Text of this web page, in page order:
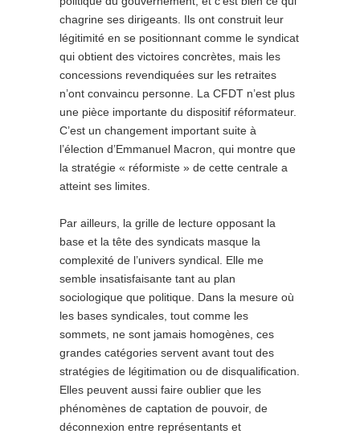
chagrine ses dirigeants. Ils ont construit leur
légitimité en se positionnant comme le syndicat
qui obtient des victoires concrètes, mais les
concessions revendiquées sur les retraites
n’ont convaincu personne. La CFDT n’est plus
une pièce importante du dispositif réformateur.
C’est un changement important suite à
l’élection d’Emmanuel Macron, qui montre que
la stratégie « réformiste » de cette centrale a
atteint ses limites.
Par ailleurs, la grille de lecture opposant la
base et la tête des syndicats masque la
complexité de l’univers syndical. Elle me
semble insatisfaisante tant au plan
sociologique que politique. Dans la mesure où
les bases syndicales, tout comme les
sommets, ne sont jamais homogènes, ces
grandes catégories servent avant tout des
stratégies de légitimation ou de disqualification.
Elles peuvent aussi faire oublier que les
phénomènes de captation de pouvoir, de
déconnexion entre représentants et